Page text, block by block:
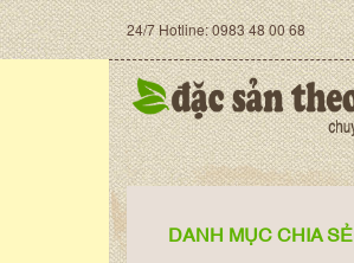
24/7 Hotline: 0983 48 00 68
DANH MỤC CHIA SẺ